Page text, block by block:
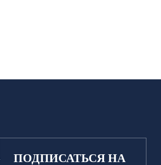
ПОДПИСАТЬСЯ НА